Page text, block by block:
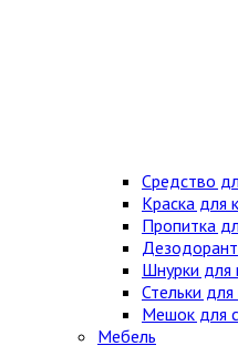
Средство
Краска для
Пропитка
Шнурки для
Стельки
Мешок для
Мебель